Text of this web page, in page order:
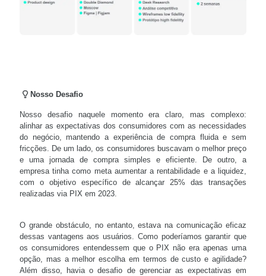
Nosso Desafio
Nosso desafio naquele momento era claro, mas complexo:
alinhar as expectativas dos consumidores com as necessidades
do negócio, mantendo a experiência de compra fluida e sem
fricções. De um lado, os consumidores buscavam o melhor preço
e uma jornada de compra simples e eficiente. De outro, a
empresa tinha como meta aumentar a rentabilidade e a liquidez,
com o objetivo específico de alcançar 25% das transações
realizadas via PIX em 2023.
O grande obstáculo, no entanto, estava na comunicação eficaz
dessas vantagens aos usuários. Como poderíamos garantir que
os consumidores entendessem que o PIX não era apenas uma
opção, mas a melhor escolha em termos de custo e agilidade?
Além disso, havia o desafio de gerenciar as expectativas em